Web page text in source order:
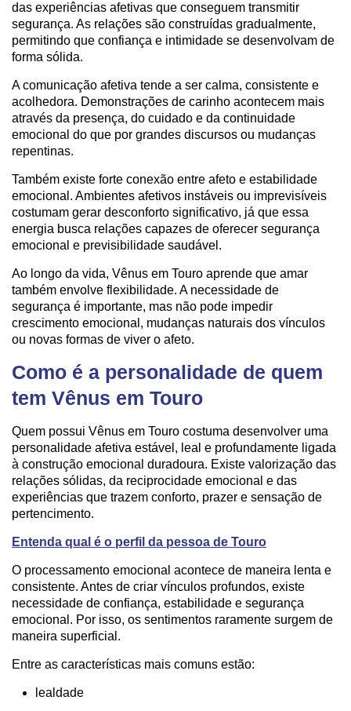
das experiências afetivas que conseguem transmitir
segurança. As relações são construídas gradualmente,
permitindo que confiança e intimidade se desenvolvam de
forma sólida.
A comunicação afetiva tende a ser calma, consistente e
acolhedora. Demonstrações de carinho acontecem mais
através da presença, do cuidado e da continuidade
emocional do que por grandes discursos ou mudanças
repentinas.
Também existe forte conexão entre afeto e estabilidade
emocional. Ambientes afetivos instáveis ou imprevisíveis
costumam gerar desconforto significativo, já que essa
energia busca relações capazes de oferecer segurança
emocional e previsibilidade saudável.
Ao longo da vida, Vênus em Touro aprende que amar
também envolve flexibilidade. A necessidade de
segurança é importante, mas não pode impedir
crescimento emocional, mudanças naturais dos vínculos
ou novas formas de viver o afeto.
Como é a personalidade de quem
tem Vênus em Touro
Quem possui Vênus em Touro costuma desenvolver uma
personalidade afetiva estável, leal e profundamente ligada
à construção emocional duradoura. Existe valorização das
relações sólidas, da reciprocidade emocional e das
experiências que trazem conforto, prazer e sensação de
pertencimento.
Entenda qual é o perfil da pessoa de Touro
O processamento emocional acontece de maneira lenta e
consistente. Antes de criar vínculos profundos, existe
necessidade de confiança, estabilidade e segurança
emocional. Por isso, os sentimentos raramente surgem de
maneira superficial.
Entre as características mais comuns estão:
lealdade